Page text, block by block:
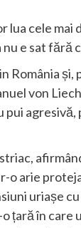
lua cele
e sat fără
România
von
pui
arie
uriașe
țară în